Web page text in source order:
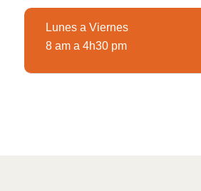
Lunes a Viernes
8 am a 4h30 pm